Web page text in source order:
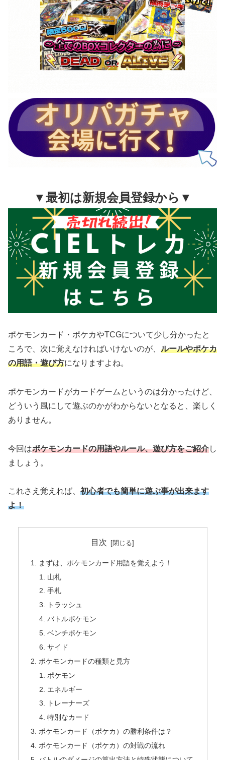
▼最初は新規会員登録から▼
ポケモンカード・ポケカやTCGについて少し分かったと
ころで、次に覚えなければいけないのが、 ルールやポケカ
の用語・遊び方になりますよね。
ポケモンカードがカードゲームというのは分かったけど、
どういう風にして遊ぶのかがわからないとなると、楽しく
ありません。
今回はポケモンカードの用語やルール、遊び方をご紹介し
ましょう。
これさえ覚えれば、 初心者でも簡単に遊ぶ事が出来ます
よ！
目次
まずは、ポケモンカード用語を覚えよう！
山札
手札
トラッシュ
バトルポケモン
ベンチポケモン
サイド
ポケモンカードの種類と見方
ポケモン
エネルギー
トレーナーズ
特別なカード
ポケモンカード（ポケカ）の勝利条件は？
ポケモンカード（ポケカ）の対戦の流れ